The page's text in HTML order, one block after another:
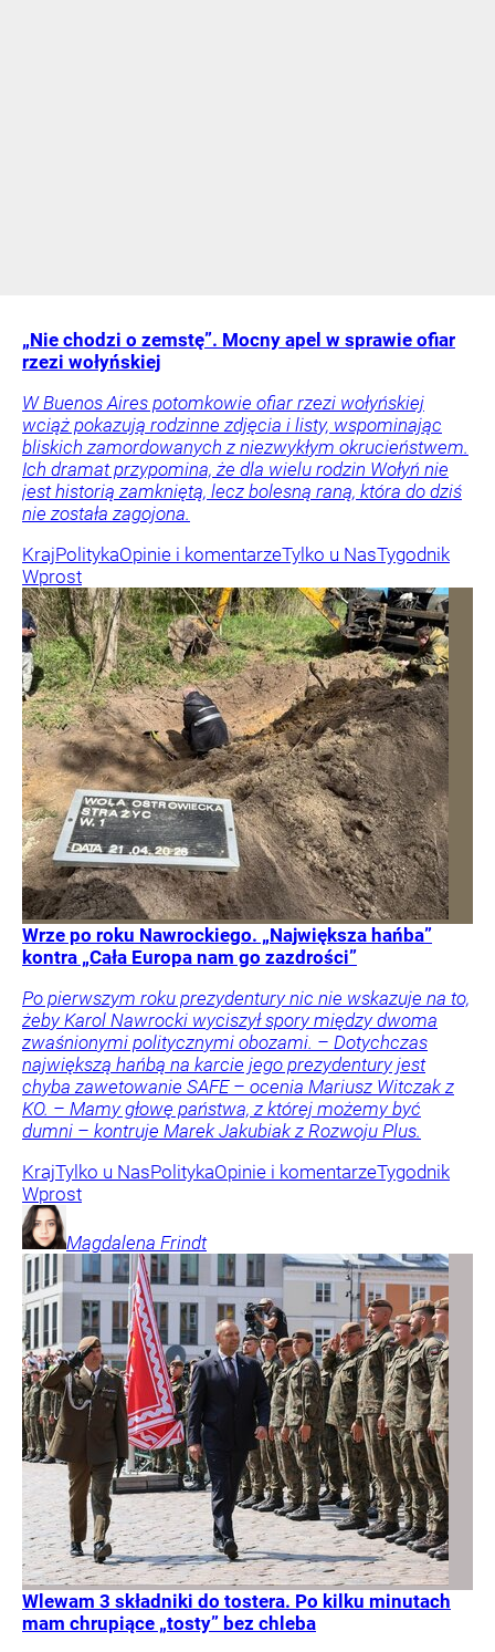
„Nie chodzi o zemstę”. Mocny apel w sprawie ofiar
rzezi wołyńskiej
W Buenos Aires potomkowie ofiar rzezi wołyńskiej
wciąż pokazują rodzinne zdjęcia i listy, wspominając
bliskich zamordowanych z niezwykłym okrucieństwem.
Ich dramat przypomina, że dla wielu rodzin Wołyń nie
jest historią zamkniętą, lecz bolesną raną, która do dziś
nie została zagojona.
KrajPolitykaOpinie i komentarzeTylko u NasTygodnik
Wprost
Wrze po roku Nawrockiego. „Największa hańba”
kontra „Cała Europa nam go zazdrości”
Po pierwszym roku prezydentury nic nie wskazuje na to,
żeby Karol Nawrocki wyciszył spory między dwoma
zwaśnionymi politycznymi obozami. – Dotychczas
największą hańbą na karcie jego prezydentury jest
chyba zawetowanie SAFE – ocenia Mariusz Witczak z
KO. – Mamy głowę państwa, z której możemy być
dumni – kontruje Marek Jakubiak z Rozwoju Plus.
KrajTylko u NasPolitykaOpinie i komentarzeTygodnik
Wprost
Magdalena Frindt
Wlewam 3 składniki do tostera. Po kilku minutach
mam chrupiące „tosty” bez chleba